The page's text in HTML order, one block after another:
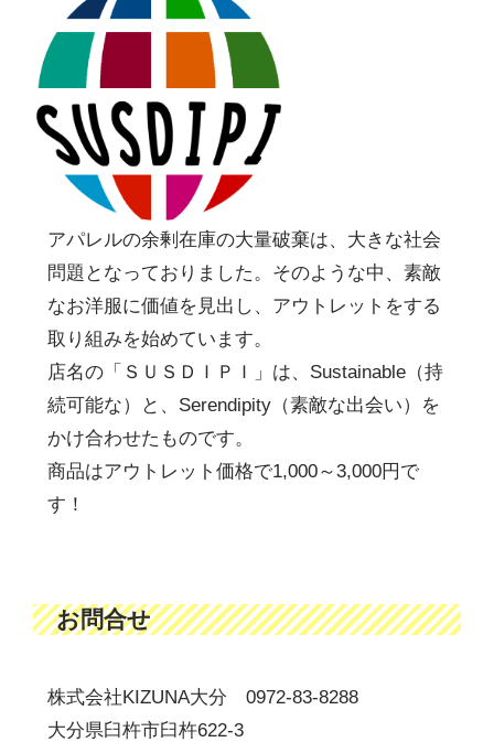
アパレルの余剰在庫の大量破棄は、大きな社会
問題となっておりました。そのような中、素敵
なお洋服に価値を見出し、アウトレットをする
取り組みを始めています。
店名の「ＳＵＳＤＩＰＩ」は、Sustainable（持
続可能な）と、Serendipity（素敵な出会い）を
かけ合わせたものです。
商品はアウトレット価格で1,000～3,000円で
す！
お問合せ
株式会社KIZUNA大分 0972-83-8288
大分県臼杵市臼杵622-3